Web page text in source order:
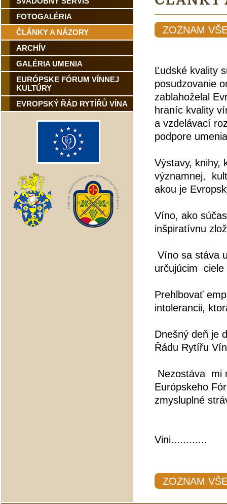
FOTOGALÉRIA
ČLÁNKY A NÁZORY
ARCHÍV
GALÉRIA UMENIA
EURÓPSKE FÓRUM VÍNNEJ
KULTÚRY
EVROPSKÝ ŘÁD RYTÍŘŮ VÍNA
ZOZNAM
Ľudské kvality
posudzovanie
zablahoželal
hraníc kvality
a vzdelávací
podpore
Výstavy, knihy,
významnej,
akou je
Víno, ako
inšpiratívnu
Víno sa stáva
určujúcim ciele
Prehlbovať
intolerancii,
Dnešný deň je
Řádu Rytířu
Nezostáva mi
Európskeho
zmysluplné
Vini............
ZOZNAM